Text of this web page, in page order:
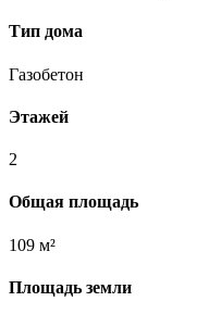
Тип дома
Газобетон
Этажей
2
Общая площадь
109 м²
Площадь земли